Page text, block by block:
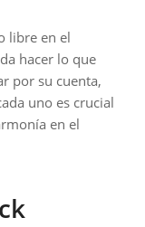
libre en el
hacer lo que
por su cuenta,
uno es crucial
en el